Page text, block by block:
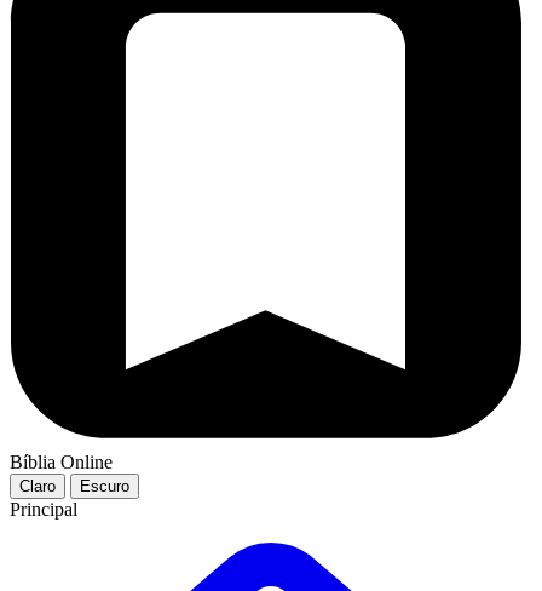
Bíblia Online
Claro Escuro
Principal